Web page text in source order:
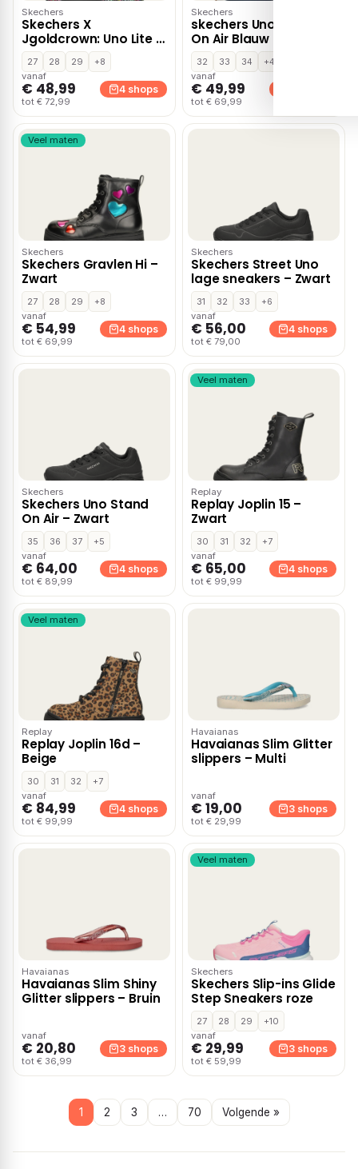
Skechers
Skechers X
Jgoldcrown: Uno Lite –
Zwart
27 28 29
+8
vanaf
€ 48,99
tot € 72,99
4 shops
Skechers
skechers Uno Stand
On Air Blauw
32 33 34
+4
vanaf
€ 49,99
tot € 69,99
Veel maten
Skechers
Skechers Gravlen Hi –
Zwart
27 28 29
+8
vanaf
€ 54,99
tot € 69,99
4 shops
Skechers
Skechers Street Uno
lage sneakers – Zwart
31 32 33
+6
vanaf
€ 56,00
tot € 79,00
4 shops
Skechers
Skechers Uno Stand
On Air – Zwart
35 36 37
+5
vanaf
€ 64,00
tot € 89,99
4 shops
Veel maten
Replay
Replay Joplin 15 –
Zwart
30 31 32
+7
vanaf
€ 65,00
tot € 99,99
4 shops
Veel maten
Replay
Replay Joplin 16d –
Beige
30 31 32
+7
vanaf
€ 84,99
tot € 99,99
4 shops
Havaianas
Havaianas Slim Glitter
slippers – Multi
vanaf
€ 19,00
tot € 29,99
3 shops
Havaianas
Havaianas Slim Shiny
Glitter slippers – Bruin
vanaf
€ 20,80
tot € 36,99
3 shops
Veel maten
Skechers
Skechers Slip-ins Glide
Step Sneakers roze
27 28 29
+10
vanaf
€ 29,99
tot € 59,99
3 shops
1 2 3 … 70 Volgende »